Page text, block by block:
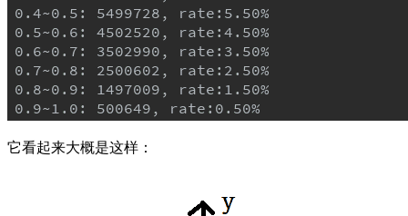
它看起来大概是这样：